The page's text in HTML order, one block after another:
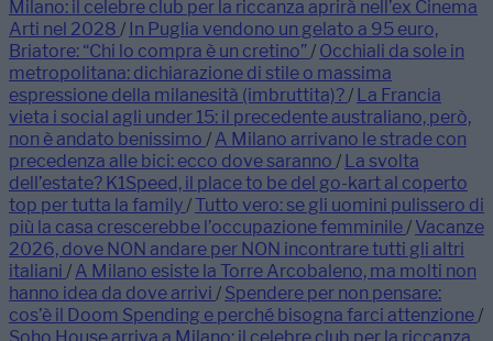
Milano: il celebre club per la riccanza aprirà nell’ex Cinema
Arti nel 2028 / In Puglia vendono un gelato a 95 euro,
Briatore: “Chi lo compra è un cretino”/ Occhiali da sole in
metropolitana: dichiarazione di stile o massima
espressione della milanesità (imbruttita)?/ La Francia
vieta i social agli under 15: il precedente australiano, però,
non è andato benissimo / A Milano arrivano le strade con
precedenza alle bici: ecco dove saranno / La svolta
dell’estate? K1Speed, il place to be del go-kart al coperto
top per tutta la family/ Tutto vero: se gli uomini pulissero di
più la casa crescerebbe l’occupazione femminile/ Vacanze
2026, dove NON andare per NON incontrare tutti gli altri
italiani / A Milano esiste la Torre Arcobaleno, ma molti non
hanno idea da dove arrivi / Spendere per non pensare:
cos’è il Doom Spending e perché bisogna farci attenzione/